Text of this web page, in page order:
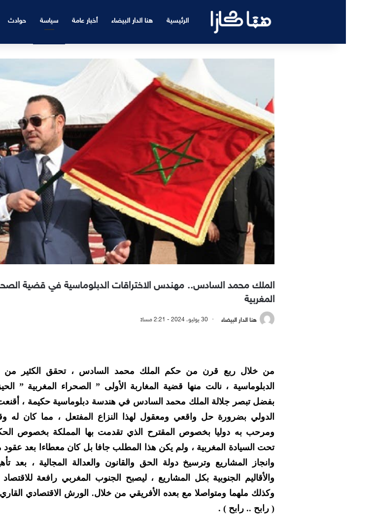
الرئيسية هنا الدار البيضاء أخبار عامة سياسة حوادث
الملك محمد السادس.. مهندس الاختراقات الدبلوماسية في قضية
المغربية
هنا الدار البيضاء 30 يوليو، 2024 - 2:21 مساءً
من خلال ربع قرن من حكم الملك محمد السادس ، تحقق الكثير من
الدبلوماسية ، نالت منها قضية المغاربة الأولى ” الصحراء المغربية ”
بفضل تبصر جلالة الملك محمد السادس في هندسة دبلوماسية حكيمة ،
الدولي بضرورة حل واقعي ومعقول لهذا النزاع المفتعل ، مما كان له
ومرحب به دوليا بخصوص المقترح الذي تقدمت بها المملكة بخصوص
تحت السيادة المغربية ، ولم يكن هذا المطلب جافا بل كان معطاءا بعد
وانجاز المشاريع وترسيخ دولة الحق والقانون والعدالة المجالية ، بعد
والأقاليم الجنوبية بكل المشاريع ، ليصبح الجنوب المغربي رافعة
وكذلك ملهما ومتواصلا مع بعده الأفريقي من خلال. الورش الاقتصادي
( رابح .. رابح ) .